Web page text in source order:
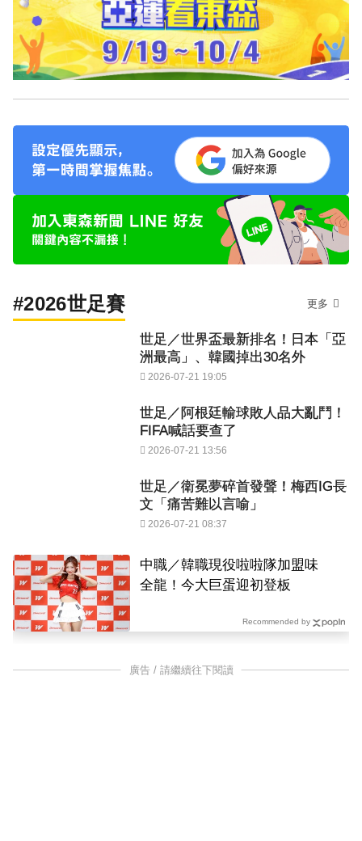
#2026世足賽 更多
世足／世界盃最新排名！日本「亞
洲最高」、韓國掉出30名外
2026-07-21 19:05
世足／阿根廷輸球敗人品大亂鬥！
FIFA喊話要查了
2026-07-21 13:56
世足／衛冕夢碎首發聲！梅西IG長
文「痛苦難以言喻」
2026-07-21 08:37
中職／韓職現役啦啦隊加盟味
全龍！今大巨蛋迎初登板
Recommended by
廣告 / 請繼續往下閱讀